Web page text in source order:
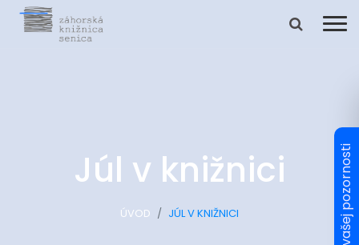
Júl v knižnici
ÚVOD JÚL V KNIŽNICI